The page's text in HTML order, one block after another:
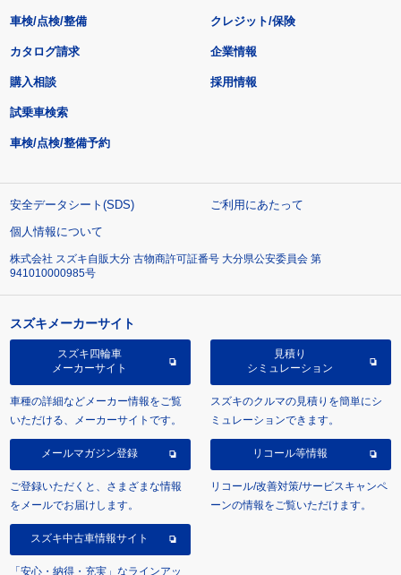
車検/点検/整備 クレジット/保険
カタログ請求
購入相談
試乗車検索
車検/点検/整備予約
企業情報
採用情報
安全データシート(SDS)
ご利用にあたって
個人情報について
株式会社 スズキ自販大分 古物商許可証番号 大分県公安委員会 第
941010000985号
スズキメーカーサイト
スズキ四輪車
メーカーサイト
車種の詳細などメーカー情報をご覧
いただける、メーカーサイトです。
見積り
シミュレーション
スズキのクルマの見積りを簡単にシ
ミュレーションできます。
メールマガジン登録
ご登録いただくと、さまざまな情報
をメールでお届けします。
リコール等情報
リコール/改善対策/サービスキャンペ
ーンの情報をご覧いただけます。
スズキ中古車情報サイト
「安心・納得・充実」なラインアッ